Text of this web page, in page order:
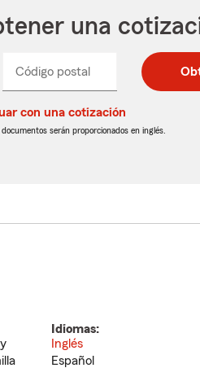
una
Código postal
postal
de
postal
de
_____
con una cotización
serán proporcionados en inglés.
Idiomas:
Inglés
Español